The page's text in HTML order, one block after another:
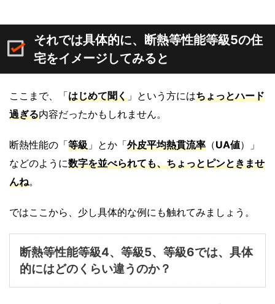
それでは具体的に、断熱等性能等級5の住
宅をイメージしてみると
ここまで、「はじめて聞く 」という方にはちょっとハード
過ぎる内容だったかもしれません。
断熱性能の「等級 」とか「外皮平均熱貫流率 （UA値）」
などのように数字を並べられても、ちょっとピンときませ
んね。
ではここから、少し具体的な例にも触れてみましょう。
断熱等性能等級4、等級5、等級6では、具体
的にはどのくらい違うのか？